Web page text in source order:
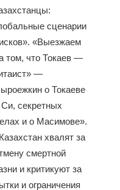
сценарии
«Выезжаем
том, что Токаев —
—
о Токаеве
Си, секретных
и о Масимове».
хвалят за
смертной
и критикуют за
и ограничения